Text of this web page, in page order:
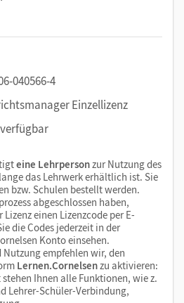
040566-4
Einzellizenz
eine Lehrpersonzur Nutzung des
das Lehrwerk erhältlich ist. Sie
bzw. Schulen bestellt werden.
abgeschlossen haben,
einen Lizenzcode per E-
die Codes jederzeit in der
Konto einsehen.
empfehlen wir, den
Lernen.Cornelsenzu aktivieren:
stehen Ihnen alle Funktionen, wie z.
Lehrer-Schüler-Verbindung,